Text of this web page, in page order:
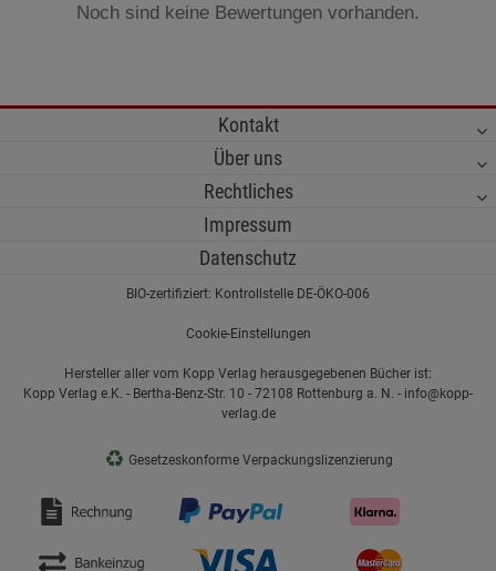
Noch sind keine Bewertungen vorhanden.
Kontakt
Über uns
Rechtliches
Impressum
Datenschutz
BIO-zertifiziert: Kontrollstelle DE-ÖKO-006
Cookie-Einstellungen
Hersteller aller vom Kopp Verlag herausgegebenen Bücher ist:
Kopp Verlag e.K. - Bertha-Benz-Str. 10 - 72108 Rottenburg a. N. - info@kopp-
verlag.de
♻ Gesetzeskonforme Verpackungslizenzierung